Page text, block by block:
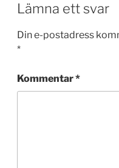
Lämna ett svar
Din e-postadress
*
Kommentar*